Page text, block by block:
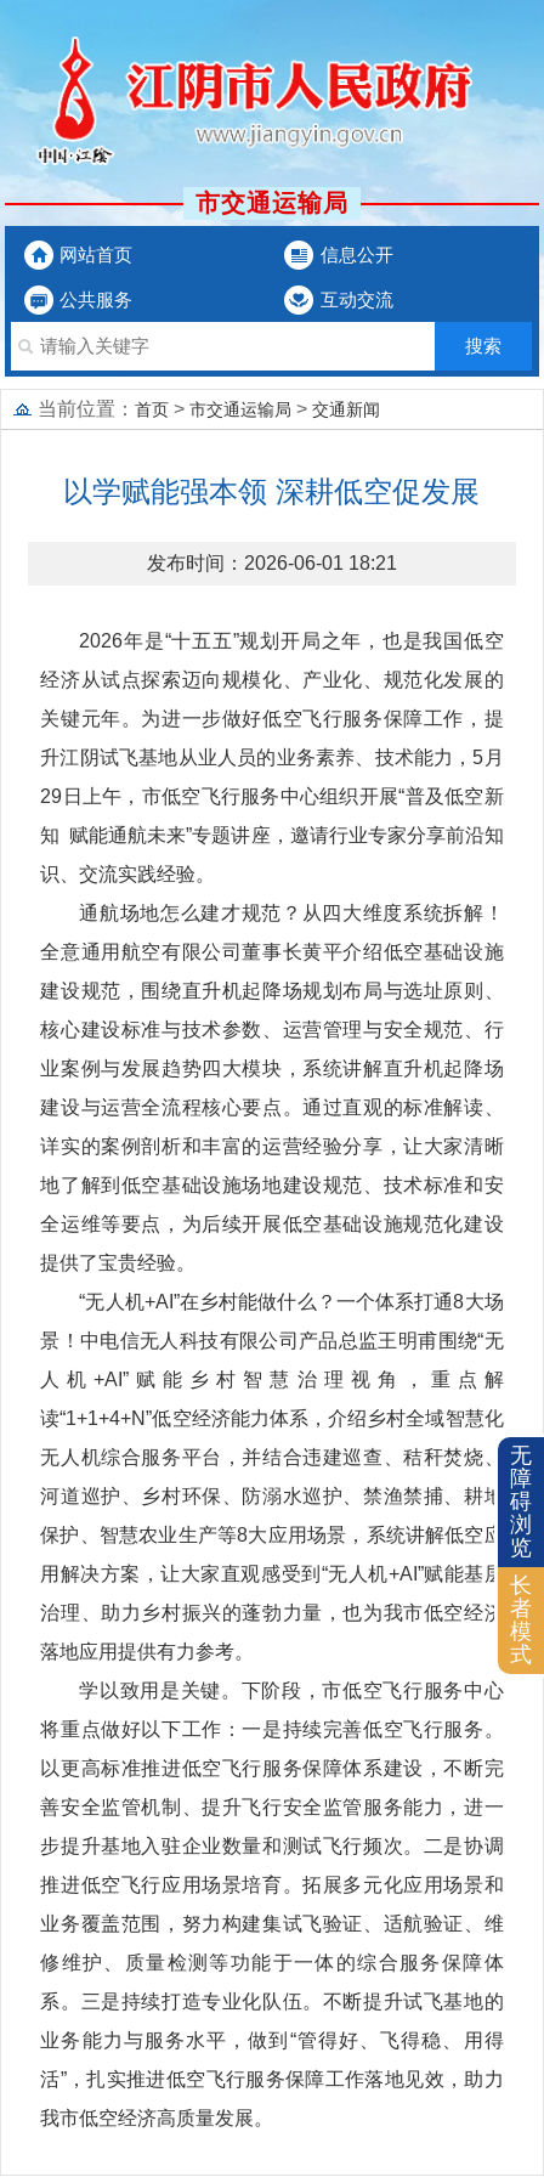
市交通运输局
网站首页 信息公开
公共服务 互动交流
当前位置： 首页 > 市交通运输局 > 交通新闻
以学赋能强本领 深耕低空促发展
发布时间：2026-06-01 18:21
2026年是“十五五”规划开局之年，也是我国低空
经济从试点探索迈向规模化、产业化、规范化发展的
关键元年。为进一步做好低空飞行服务保障工作，提
升江阴试飞基地从业人员的业务素养、技术能力，5月
29日上午，市低空飞行服务中心组织开展“普及低空新
知 赋能通航未来”专题讲座，邀请行业专家分享前沿知
识、交流实践经验。
通航场地怎么建才规范？从四大维度系统拆解！
全意通用航空有限公司董事长黄平介绍低空基础设施
建设规范，围绕直升机起降场规划布局与选址原则、
核心建设标准与技术参数、运营管理与安全规范、行
业案例与发展趋势四大模块，系统讲解直升机起降场
建设与运营全流程核心要点。通过直观的标准解读、
详实的案例剖析和丰富的运营经验分享，让大家清晰
地了解到低空基础设施场地建设规范、技术标准和安
全运维等要点，为后续开展低空基础设施规范化建设
提供了宝贵经验。
“无人机+AI”在乡村能做什么？一个体系打通8大场
景！中电信无人科技有限公司产品总监王明甫围绕“无
人机+AI”赋能乡村智慧治理视角，重点解
读“1+1+4+N”低空经济能力体系，介绍乡村全域智慧化
无人机综合服务平台，并结合违建巡查、秸秆焚烧、
河道巡护、乡村环保、防溺水巡护、禁渔禁捕、耕地
保护、智慧农业生产等8大应用场景，系统讲解低空应
用解决方案，让大家直观感受到“无人机+AI”赋能基层
治理、助力乡村振兴的蓬勃力量，也为我市低空经济
落地应用提供有力参考。
学以致用是关键。下阶段，市低空飞行服务中心
将重点做好以下工作：一是持续完善低空飞行服务。
以更高标准推进低空飞行服务保障体系建设，不断完
善安全监管机制、提升飞行安全监管服务能力，进一
步提升基地入驻企业数量和测试飞行频次。二是协调
推进低空飞行应用场景培育。拓展多元化应用场景和
业务覆盖范围，努力构建集试飞验证、适航验证、维
修维护、质量检测等功能于一体的综合服务保障体
系。三是持续打造专业化队伍。不断提升试飞基地的
业务能力与服务水平，做到“管得好、飞得稳、用得
活”，扎实推进低空飞行服务保障工作落地见效，助力
我市低空经济高质量发展。
无
障
碍
浏
览
长
者
模
式